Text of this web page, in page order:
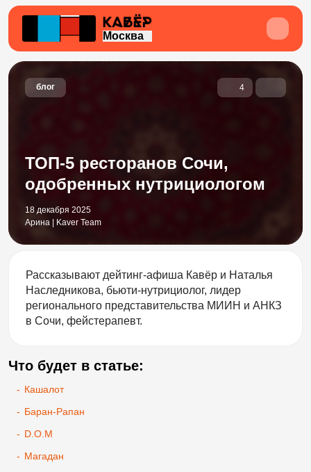
Москва
блог 4
ТОП-5 ресторанов Сочи,
одобренных нутрициологом
18 декабря 2025
Арина | Kaver Team
Рассказывают дейтинг-афиша Кавёр и Наталья
Наследникова, бьюти-нутрициолог, лидер
регионального представительства МИИН и АНКЗ
в Сочи, фейстерапевт.
Что будет в статье:
- Кашалот
- Баран-Рапан
- D.O.M
- Магадан